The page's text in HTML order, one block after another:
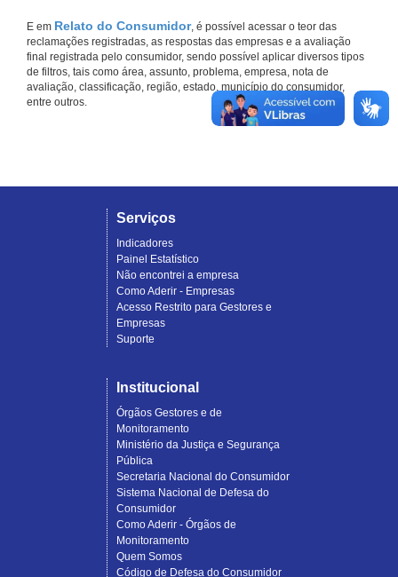
E em Relato do Consumidor, é possível acessar o teor das
reclamações registradas, as respostas das empresas e a avaliação
final registrada pelo consumidor, sendo possível aplicar diversos tipos
de filtros, tais como área, assunto, problema, empresa, nota de
avaliação, classificação, região, estado, município do consumidor,
entre outros.
Serviços
Indicadores
Painel Estatístico
Não encontrei a empresa
Como Aderir - Empresas
Acesso Restrito para Gestores e
Empresas
Suporte
Institucional
Órgãos Gestores e de
Monitoramento
Ministério da Justiça e Segurança
Pública
Secretaria Nacional do Consumidor
Sistema Nacional de Defesa do
Consumidor
Como Aderir - Órgãos de
Monitoramento
Quem Somos
Código de Defesa do Consumidor